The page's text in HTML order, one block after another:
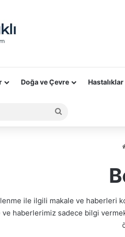
Doğa ve Çevre Hastalıklar
yap
ile ilgili makale ve haberleri
ve haberlerimiz sadece bilgi